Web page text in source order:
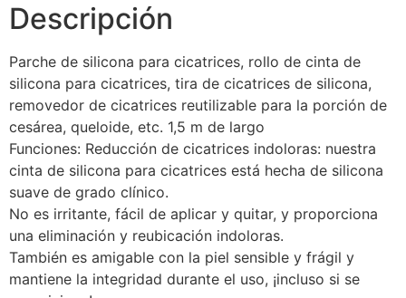
Descripción
Parche de silicona para cicatrices, rollo de cinta de
silicona para cicatrices, tira de cicatrices de silicona,
removedor de cicatrices reutilizable para la porción de
cesárea, queloide, etc. 1,5 m de largo
Funciones: Reducción de cicatrices indoloras: nuestra
cinta de silicona para cicatrices está hecha de silicona
suave de grado clínico.
No es irritante, fácil de aplicar y quitar, y proporciona
una eliminación y reubicación indoloras.
También es amigable con la piel sensible y frágil y
mantiene la integridad durante el uso, ¡incluso si se